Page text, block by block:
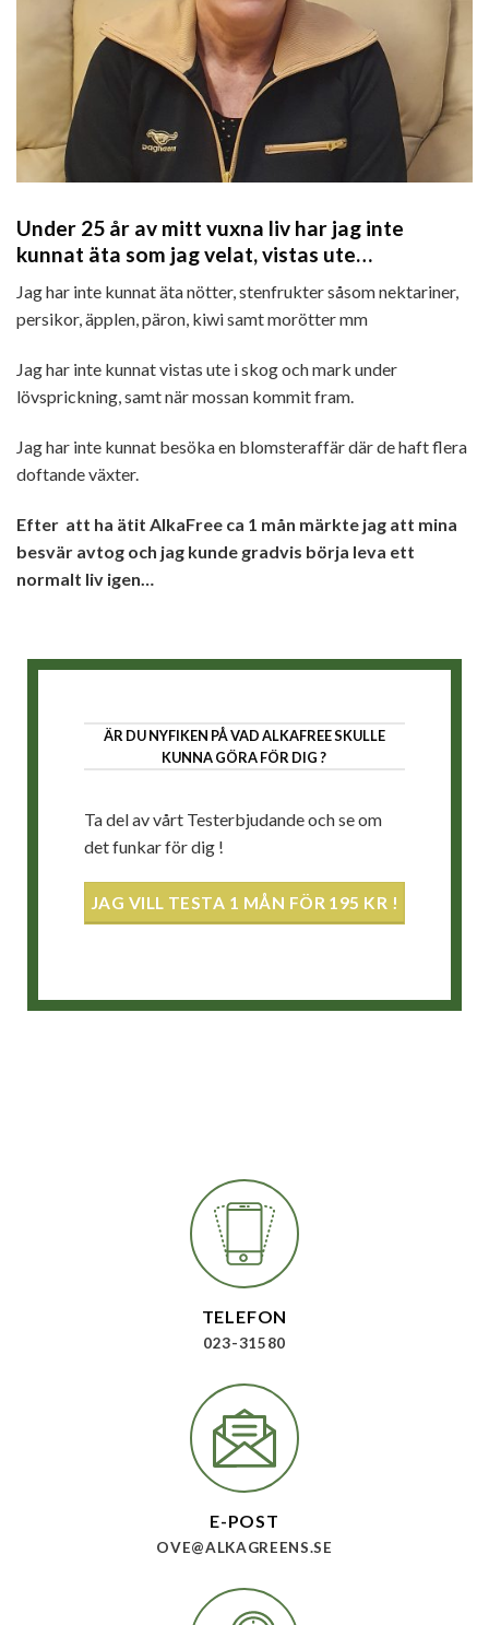
Under 25 år av mitt vuxna liv har jag inte
kunnat äta som jag velat, vistas ute…
Jag har inte kunnat äta nötter, stenfrukter såsom nektariner,
persikor, äpplen, päron, kiwi samt morötter mm
Jag har inte kunnat vistas ute i skog och mark under
lövsprickning, samt när mossan kommit fram.
Jag har inte kunnat besöka en blomsteraffär där de haft flera
doftande växter.
Efter att ha ätit AlkaFree ca 1 mån märkte jag att mina
besvär avtog och jag kunde gradvis börja leva ett
normalt liv igen…
ÄR DU NYFIKEN PÅ VAD ALKAFREE SKULLE
KUNNA GÖRA FÖR DIG ?
Ta del av vårt Testerbjudande och se om
det funkar för dig !
JAG VILL TESTA 1 MÅN FÖR 195 KR !
TELEFON
023-31580
E-POST
OVE@ALKAGREENS.SE